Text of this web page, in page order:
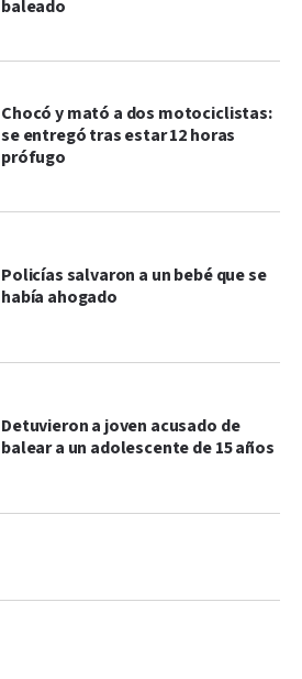
baleado
Chocó y mató a dos motociclistas:
se entregó tras estar 12 horas
prófugo
Policías salvaron a un bebé que se
había ahogado
Detuvieron a joven acusado de
balear a un adolescente de 15 años